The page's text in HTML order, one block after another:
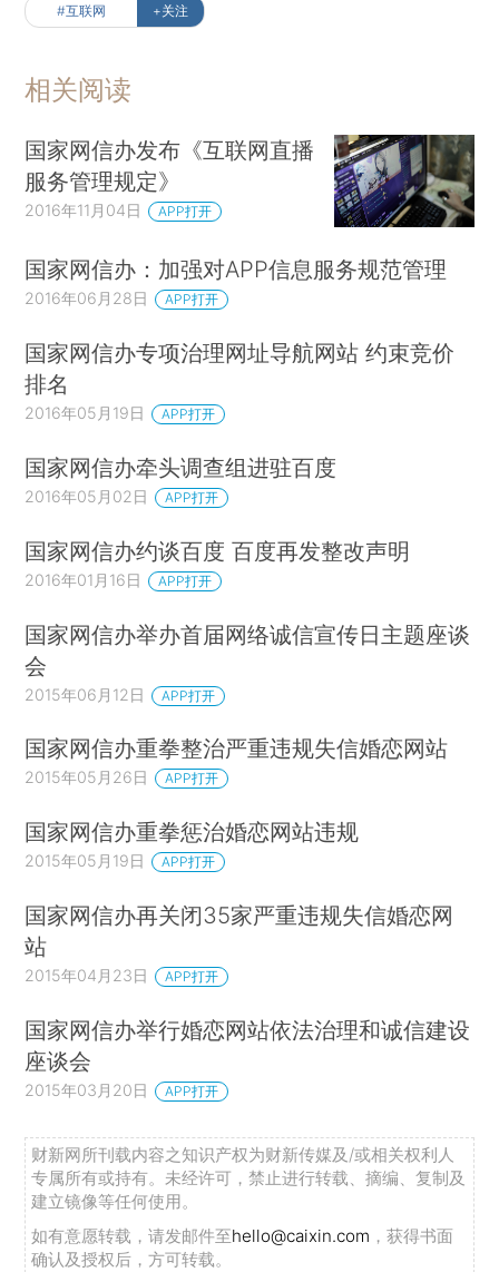
#互联网 +关注
相关阅读
国家网信办发布《互联网直播
服务管理规定》
2016年11月04日 APP打开
国家网信办：加强对APP信息服务规范管理
2016年06月28日 APP打开
国家网信办专项治理网址导航网站 约束竞价
排名
2016年05月19日 APP打开
国家网信办牵头调查组进驻百度
2016年05月02日 APP打开
国家网信办约谈百度 百度再发整改声明
2016年01月16日 APP打开
国家网信办举办首届网络诚信宣传日主题座谈
会
2015年06月12日 APP打开
国家网信办重拳整治严重违规失信婚恋网站
2015年05月26日 APP打开
国家网信办重拳惩治婚恋网站违规
2015年05月19日 APP打开
国家网信办再关闭35家严重违规失信婚恋网
站
2015年04月23日 APP打开
国家网信办举行婚恋网站依法治理和诚信建设
座谈会
2015年03月20日 APP打开
财新网所刊载内容之知识产权为财新传媒及/或相关权利人
专属所有或持有。未经许可，禁止进行转载、摘编、复制及
建立镜像等任何使用。
如有意愿转载，请发邮件至hello@caixin.com ，获得书面
确认及授权后，方可转载。